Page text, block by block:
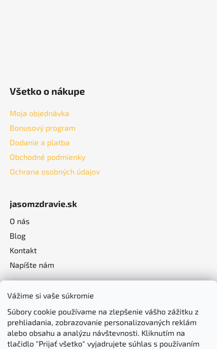
Vážime si vaše súkromie
Súbory cookie používame na zlepšenie vášho zážitku z
prehliadania, zobrazovanie personalizovaných reklám
alebo obsahu a analýzu návštevnosti. Kliknutím na
tlačidlo "Prijať všetko" vyjadrujete súhlas s používaním
Všetko o nákupe
Moja objednávka
Bonusový program
Dodanie a platba
Obchodné podmienky
Ochrana osobných údajov
jasomzdravie.sk
O nás
Blog
Kontakt
Napíšte nám